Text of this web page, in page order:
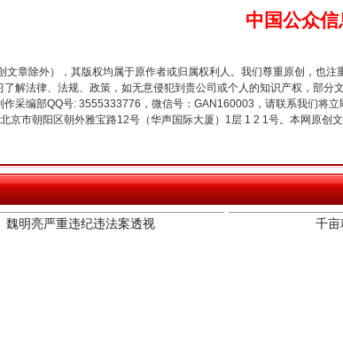
中国公众信
文章除外），其版权均属于原作者或归属权利人。我们尊重原创，也
解法律、法规、政策，如无意侵犯到贵公司或个人的知识产权，部分
采编部QQ号: 3555333776，微信号：GAN160003，请联系我们将
市朝阳区朝外雅宝路12号（华声国际大厦）1层 1 2 1号。本网原创